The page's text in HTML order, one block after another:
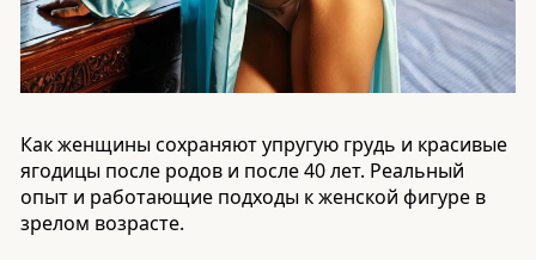
Как женщины сохраняют упругую грудь и красивые
ягодицы после родов и после 40 лет. Реальный
опыт и работающие подходы к женской фигуре в
зрелом возрасте.